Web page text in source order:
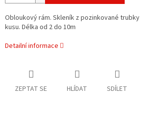
Obloukový rám. Skleník z pozinkované trubky
kusu. Délka od 2 do 10m
Detailní informace
ZEPTAT SE HLÍDAT SDÍLET